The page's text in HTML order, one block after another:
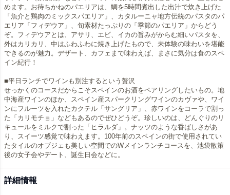
めます。お待ちかねのパエリアは、鯛を5時間煮出した出汁で炊き上げた
「魚介と鶏肉のミックスパエリア」、カタルーニャ地方伝統のパスタのパ
エリア「フィデウア」、旬素材たっぷりの「季節のパエリア」からどう
ぞ。フィデウアとは、アサリ、エビ、イカの旨みがからむ細いパスタを、
外はカリカリ、中はふわふわに焼き上げたもので、未体験の味わいを堪能
できるのが魅力。デザート、カフェまで味わえば、まさに気分は食のスペ
イン紀行！
■平日ランチでワインも別注するという贅沢
せっかくのコースだからこそスペインのお酒をペアリングしたいもの。地
中海産ワインのほか、スペイン産スパークリングワインのカヴァや、ワイ
ンにフルーツを入れたカクテル「サングリア」、赤ワインをコーラで割っ
た「カリモチョ」などもあるのでぜひどうぞ。珍しいのは、どんぐりのリ
キュールをミルクで割った「ヒラルダ」。ナッツのような香ばしさがあ
り、スイーツ感覚で味わえます。100年前のスペインの街で使用されてい
たタイルのオブジェも美しい空間でのWメインランチコースを、池袋散策
後の女子会やデート、誕生日会などに。
詳細情報